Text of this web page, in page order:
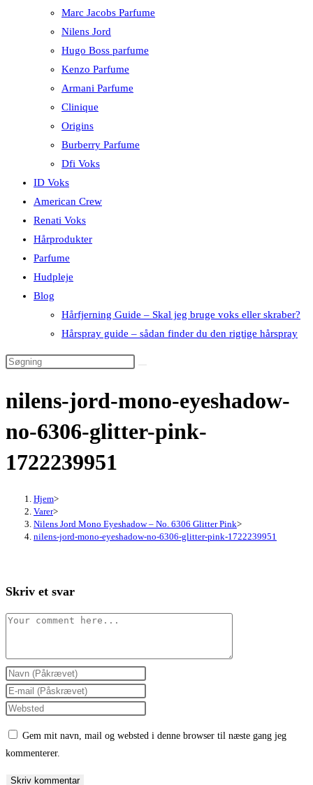
Marc Jacobs Parfume
Nilens Jord
Hugo Boss parfume
Kenzo Parfume
Armani Parfume
Clinique
Origins
Burberry Parfume
Dfi Voks
ID Voks
American Crew
Renati Voks
Hårprodukter
Parfume
Hudpleje
Blog
Hårfjerning Guide – Skal jeg bruge voks eller skraber?
Hårspray guide – sådan finder du den rigtige hårspray
nilens-jord-mono-eyeshadow-
no-6306-glitter-pink-
1722239951
Hjem>
Varer>
Nilens Jord Mono Eyeshadow – No. 6306 Glitter Pink>
nilens-jord-mono-eyeshadow-no-6306-glitter-pink-1722239951
Skriv et svar
Comment
Enter
your
name
comment
Enter
your
comment
Enter
(optional)
Gem mit navn, mail og websted i denne browser til næste gang jeg
kommenterer.